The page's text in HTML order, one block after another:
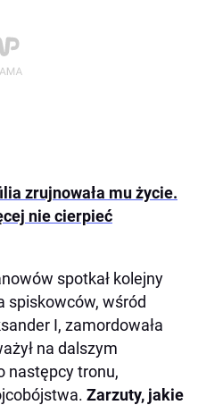
zrujnowała mu życie.
nie cierpieć
spotkał kolejny
spiskowców, wśród
I, zamordowała
na dalszym
następcy tronu,
Zarzuty, jakie